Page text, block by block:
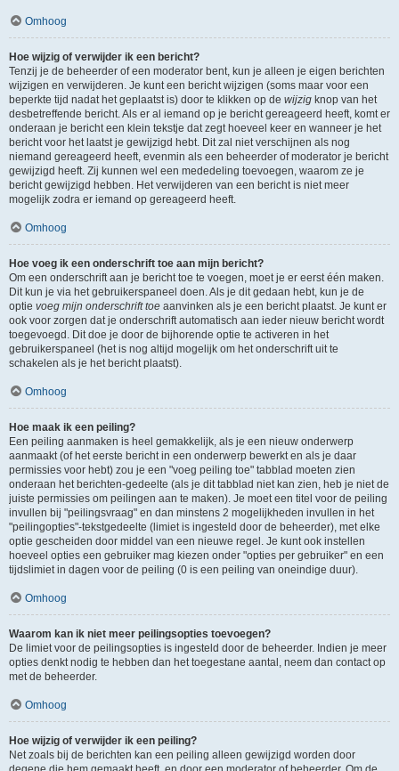
Omhoog
Hoe wijzig of verwijder ik een bericht?
Tenzij je de beheerder of een moderator bent, kun je alleen je eigen berichten
wijzigen en verwijderen. Je kunt een bericht wijzigen (soms maar voor een
beperkte tijd nadat het geplaatst is) door te klikken op de wijzig knop van het
desbetreffende bericht. Als er al iemand op je bericht gereageerd heeft, komt er
onderaan je bericht een klein tekstje dat zegt hoeveel keer en wanneer je het
bericht voor het laatst je gewijzigd hebt. Dit zal niet verschijnen als nog
niemand gereageerd heeft, evenmin als een beheerder of moderator je bericht
gewijzigd heeft. Zij kunnen wel een mededeling toevoegen, waarom ze je
bericht gewijzigd hebben. Het verwijderen van een bericht is niet meer
mogelijk zodra er iemand op gereageerd heeft.
Omhoog
Hoe voeg ik een onderschrift toe aan mijn bericht?
Om een onderschrift aan je bericht toe te voegen, moet je er eerst één maken.
Dit kun je via het gebruikerspaneel doen. Als je dit gedaan hebt, kun je de
optie voeg mijn onderschrift toe aanvinken als je een bericht plaatst. Je kunt er
ook voor zorgen dat je onderschrift automatisch aan ieder nieuw bericht wordt
toegevoegd. Dit doe je door de bijhorende optie te activeren in het
gebruikerspaneel (het is nog altijd mogelijk om het onderschrift uit te
schakelen als je het bericht plaatst).
Omhoog
Hoe maak ik een peiling?
Een peiling aanmaken is heel gemakkelijk, als je een nieuw onderwerp
aanmaakt (of het eerste bericht in een onderwerp bewerkt en als je daar
permissies voor hebt) zou je een "voeg peiling toe" tabblad moeten zien
onderaan het berichten-gedeelte (als je dit tabblad niet kan zien, heb je niet de
juiste permissies om peilingen aan te maken). Je moet een titel voor de peiling
invullen bij "peilingsvraag" en dan minstens 2 mogelijkheden invullen in het
"peilingopties"-tekstgedeelte (limiet is ingesteld door de beheerder), met elke
optie gescheiden door middel van een nieuwe regel. Je kunt ook instellen
hoeveel opties een gebruiker mag kiezen onder "opties per gebruiker" en een
tijdslimiet in dagen voor de peiling (0 is een peiling van oneindige duur).
Omhoog
Waarom kan ik niet meer peilingsopties toevoegen?
De limiet voor de peilingsopties is ingesteld door de beheerder. Indien je meer
opties denkt nodig te hebben dan het toegestane aantal, neem dan contact op
met de beheerder.
Omhoog
Hoe wijzig of verwijder ik een peiling?
Net zoals bij de berichten kan een peiling alleen gewijzigd worden door